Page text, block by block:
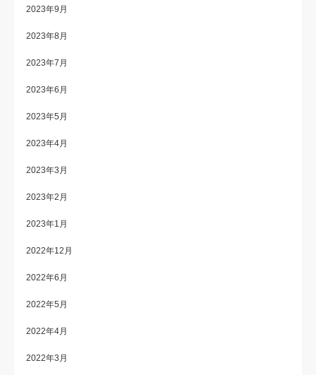
2023年9月
2023年8月
2023年7月
2023年6月
2023年5月
2023年4月
2023年3月
2023年2月
2023年1月
2022年12月
2022年6月
2022年5月
2022年4月
2022年3月